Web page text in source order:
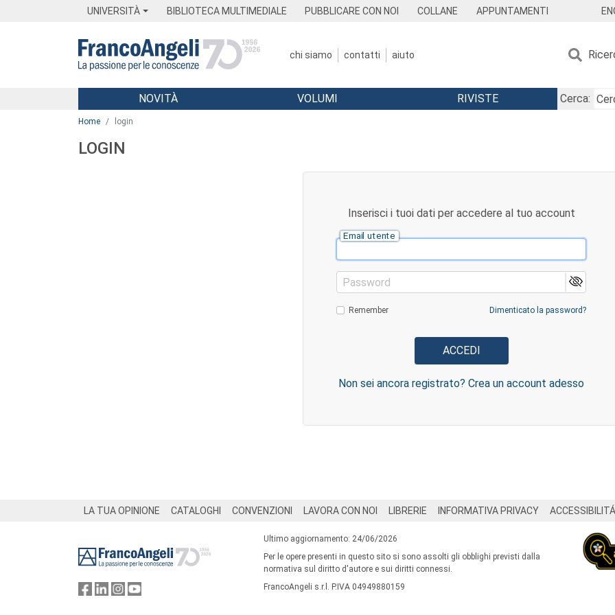
UNIVERSITÀ BIBLIOTECA MULTIMEDIALE PUBBLICARE CON NOI COLLANE APPUNTAMENTI
chi siamo contatti aiuto
Menu
NOVITÀ VOLUMI RIVISTE
Cerca:
Home login
LOGIN
Inserisci i tuoi dati per accedere al tuo account
Email utente
Password
Remember Dimenticato la password?
Non sei ancora registrato? Crea un account adesso
LA TUA OPINIONE CATALOGHI CONVENZIONI LAVORA CON NOI LIBRERIE INFORMATIVA PRIVACY ACCESSIBILITÁ
Ultimo aggiornamento: 24/06/2026
Per le opere presenti in questo sito si sono assolti gli obblighi previsti dalla
normativa sul diritto d'autore e sui diritti connessi.
FrancoAngeli s.r.l. P.IVA 04949880159